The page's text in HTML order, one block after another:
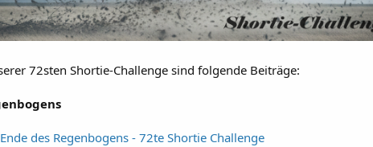
72sten Shortie-Challenge sind folgende Beiträge:
des Regenbogens - 72te Shortie Challenge